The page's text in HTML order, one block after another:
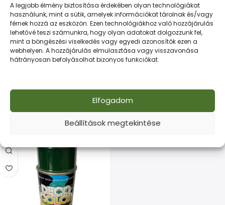
A legjobb élmény biztosítása érdekében olyan technológiákat
használunk, mint a sütik, amelyek információkat tárolnak és/vagy
férnek hozzá az eszközön. Ezen technológiákhoz való hozzájárulás
lehetővé teszi számunkra, hogy olyan adatokat dolgozzunk fel,
mint a böngészési viselkedés vagy egyedi azonosítók ezen a
webhelyen. A hozzájárulás elmulasztása vagy visszavonása
hátrányosan befolyásolhat bizonyos funkciókat.
Elfogadom
Beállítások megtekintése
Javító spray 400ml, fehér,
Kosárba Teszem Kosárba Teszem